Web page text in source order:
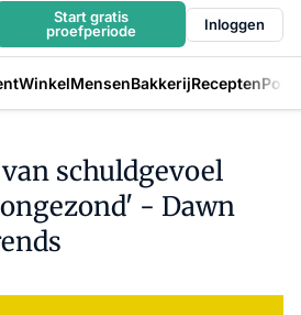
Start gratis
proefperiode
Inloggen
WinkelMensenBakkerijRecepten
schuldgevoel
- Dawn